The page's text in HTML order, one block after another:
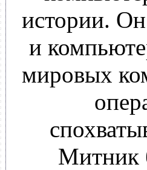
истории.
и
мировых
Митник